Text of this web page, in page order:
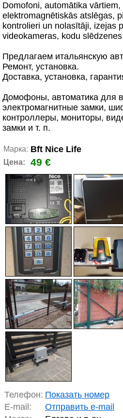
Domofoni, аutomātika
еlektromagnētiskās atslēgas,
kontrolieri un nolasītāji, izejas
videokameras, kodu
Предлагаем итальянскую
Ремонт, установка.
Доставка, установка,
Домофоны, автоматика для
электромагнитные замки,
контроллеры, мониторы,
замки и т. п.
Марка: Bft Nice Life
Цена: 49 €
Телефон: Показать номер
E-mail:
Отправить e-mail